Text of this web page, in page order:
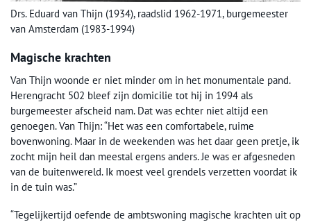
Drs. Eduard van Thijn (1934), raadslid 1962-1971, burgemeester
van Amsterdam (1983-1994)
Magische krachten
Van Thijn woonde er niet minder om in het monumentale pand.
Herengracht 502 bleef zijn domicilie tot hij in 1994 als
burgemeester afscheid nam. Dat was echter niet altijd een
genoegen. Van Thijn: “Het was een comfortabele, ruime
bovenwoning. Maar in de weekenden was het daar geen pretje, ik
zocht mijn heil dan meestal ergens anders. Je was er afgesneden
van de buitenwereld. Ik moest veel grendels verzetten voordat ik
in de tuin was.”
“Tegelijkertijd oefende de ambtswoning magische krachten uit op